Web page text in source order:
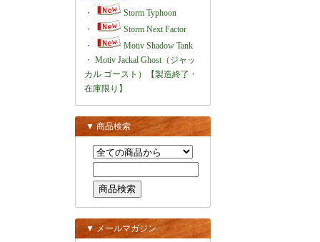
・
Storm Typhoon
・
Storm Next Factor
・
Motiv Shadow Tank
・ Motiv Jackal Ghost（ジャッ
カル ゴースト）【製造終了・
在庫限り】
▼ 商品検索
▼ メールマガジン